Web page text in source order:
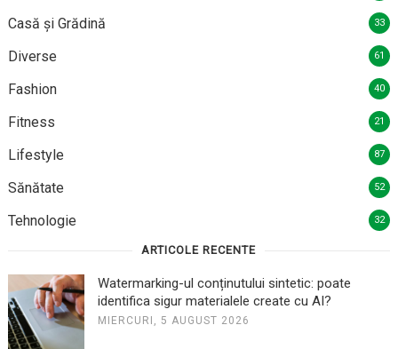
Casă și Grădină 33
Diverse 61
Fashion 40
Fitness 21
Lifestyle 87
Sănătate 52
Tehnologie 32
ARTICOLE RECENTE
Watermarking-ul conținutului sintetic: poate
identifica sigur materialele create cu AI?
MIERCURI, 5 AUGUST 2026